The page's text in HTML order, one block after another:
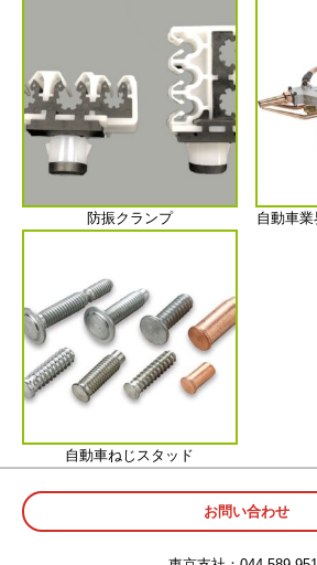
防振クランプ 自動車
自動車ねじスタッド
お問い合わせ